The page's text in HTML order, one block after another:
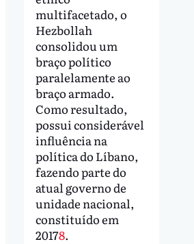
multifacetado, o
Hezbollah
consolidou um
braço político
paralelamente ao
braço armado.
Como resultado,
possui considerável
influência na
política do Líbano,
fazendo parte do
atual governo de
unidade nacional,
constituído em
20178.